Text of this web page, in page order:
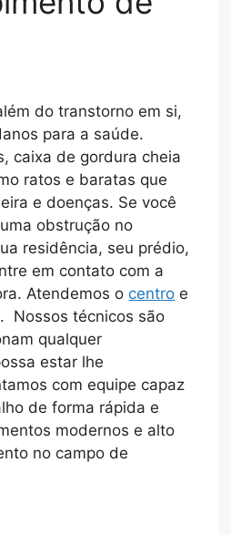
do transtorno em si,
para a saúde.
caixa de gordura cheia
ratos e baratas que
e doenças. Se você
obstrução no
residência, seu prédio,
em contato com a
Atendemos o centro e
Nossos técnicos são
qualquer
estar lhe
com equipe capaz
de forma rápida e
modernos e alto
no campo de